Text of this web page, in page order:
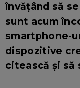
învățând să
sunt acum
smartphone-
dispozitive
citească și să